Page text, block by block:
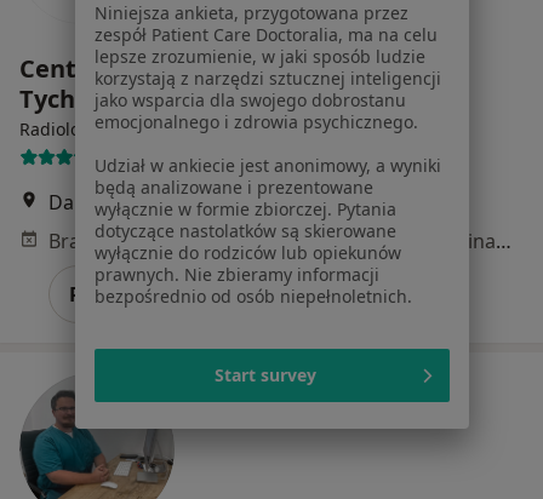
Centrum Medyczne Grupa LUX MED -
Tychy ul. Damrota 47A
Radiologia, Okulistyka, Medycyna rodzinna·Więcej
51 opinii
Damrota 47A, Tychy•Mapa
Brak dostępnych specjalistów z wolnymi terminami w tym centrum medycznym.
Pokaż profil
Niniejsza ankieta, przygotowana przez
zespół Patient Care Doctoralia, ma na celu
lepsze zrozumienie, w jaki sposób ludzie
korzystają z narzędzi sztucznej inteligencji
jako wsparcia dla swojego dobrostanu
emocjonalnego i zdrowia psychicznego.
Udział w ankiecie jest anonimowy, a wyniki
będą analizowane i prezentowane
wyłącznie w formie zbiorczej. Pytania
dotyczące nastolatków są skierowane
wyłącznie do rodziców lub opiekunów
prawnych. Nie zbieramy informacji
bezpośrednio od osób niepełnoletnich.
Start survey